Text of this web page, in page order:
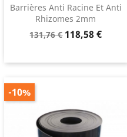
Barrières Anti Racine Et Anti
Rhizomes 2mm
Prix
131,76 € Prix
118,58 €
-10%